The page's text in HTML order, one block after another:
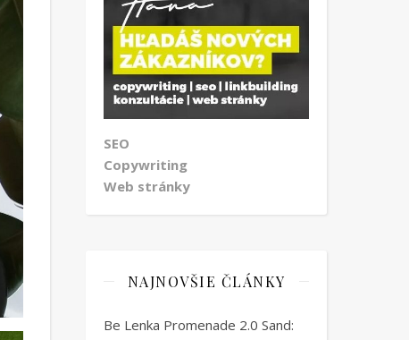
SEO
Copywriting
Web stránky
NAJNOVŠIE ČLÁNKY
Be Lenka Promenade 2.0 Sand: